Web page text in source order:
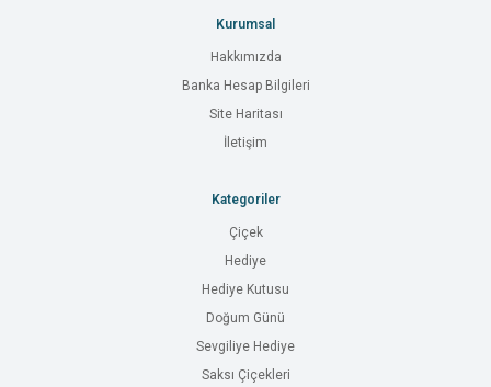
Kurumsal
Hakkımızda
Banka Hesap Bilgileri
Site Haritası
İletişim
Kategoriler
Çiçek
Hediye
Hediye Kutusu
Doğum Günü
Sevgiliye Hediye
Saksı Çiçekleri